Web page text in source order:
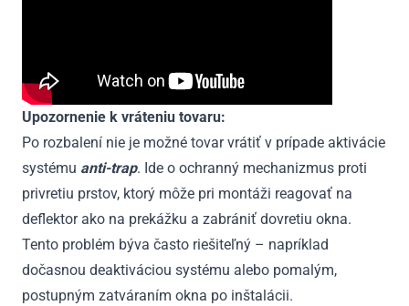
Upozornenie k vráteniu tovaru:
Po rozbalení nie je možné tovar vrátiť v prípade aktivácie
systému anti-trap. Ide o ochranný mechanizmus proti
privretiu prstov, ktorý môže pri montáži reagovať na
deflektor ako na prekážku a zabrániť dovretiu okna.
Tento problém býva často riešiteľný – napríklad
dočasnou deaktiváciou systému alebo pomalým,
postupným zatváraním okna po inštalácii.